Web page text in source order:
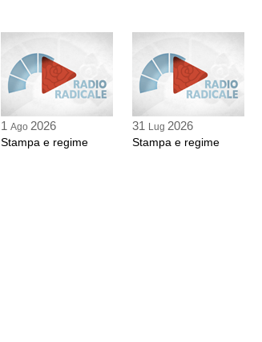
1 Ago 2026
Stampa e regime
31 Lug 2026
Stampa e regime